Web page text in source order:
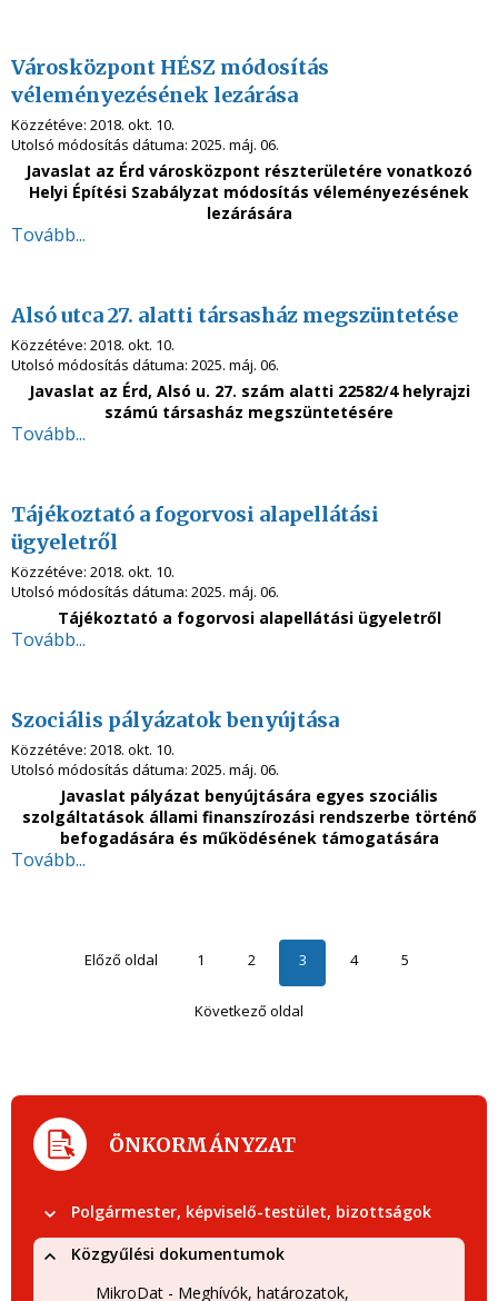
Városközpont HÉSZ módosítás
véleményezésének lezárása
Közzétéve: 2018. okt. 10.
Utolsó módosítás dátuma: 2025. máj. 06.
Javaslat az Érd városközpont részterületére vonatkozó
Helyi Építési Szabályzat módosítás véleményezésének
lezárására
Tovább...
Alsó utca 27. alatti társasház megszüntetése
Közzétéve: 2018. okt. 10.
Utolsó módosítás dátuma: 2025. máj. 06.
Javaslat az Érd, Alsó u. 27. szám alatti 22582/4 helyrajzi
számú társasház megszüntetésére
Tovább...
Tájékoztató a fogorvosi alapellátási
ügyeletről
Közzétéve: 2018. okt. 10.
Utolsó módosítás dátuma: 2025. máj. 06.
Tájékoztató a fogorvosi alapellátási ügyeletről
Tovább...
Szociális pályázatok benyújtása
Közzétéve: 2018. okt. 10.
Utolsó módosítás dátuma: 2025. máj. 06.
Javaslat pályázat benyújtására egyes szociális
szolgáltatások állami finanszírozási rendszerbe történő
befogadására és működésének támogatására
Tovább...
Előző oldal 1 2 3 4 5
Következő oldal
ÖNKORMÁNYZAT
Polgármester, képviselő-testület, bizottságok
Közgyűlési dokumentumok
MikroDat - Meghívók, határozatok,